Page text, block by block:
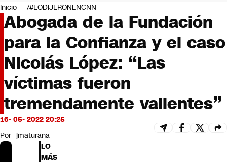
Negocios
Deportes
Programas completos
Cultura
Servicios
Bits
CNN Data
CNN tiempo
Futuro 360
Opinión
Inicio #LODIJERONENCNN
Abogada de la Fundación
para la Confianza y el caso
Nicolás López: “Las
víctimas fueron
tremendamente valientes”
16- 05- 2022 20:25
Por jmaturana
LO
MÁS